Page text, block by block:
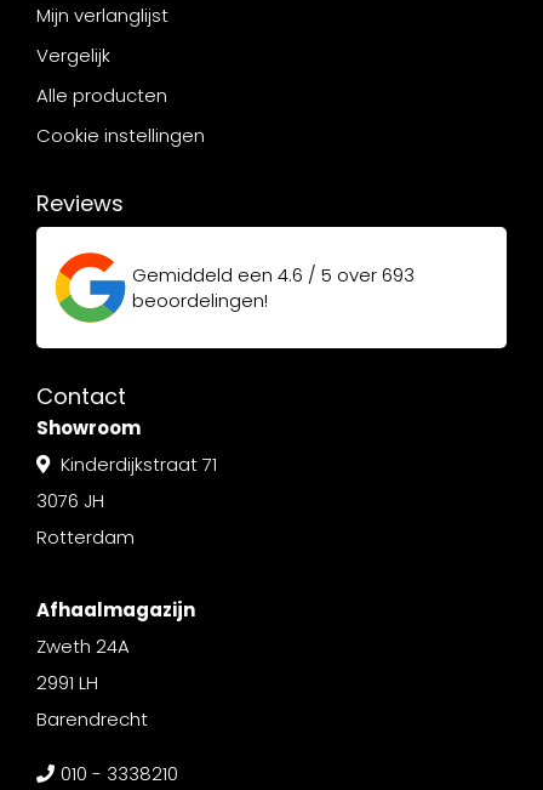
Mijn verlanglijst
Vergelijk
Alle producten
Cookie instellingen
Reviews
Gemiddeld een 4.6 / 5 over693
beoordelingen!
Contact
Showroom
Kinderdijkstraat 71
3076 JH
Rotterdam
Afhaalmagazijn
Zweth 24A
2991 LH
Barendrecht
010 - 3338210